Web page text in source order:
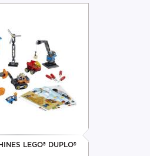
LEGO® DUPLO®